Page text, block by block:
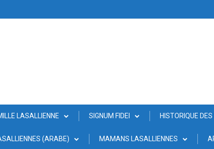
LASALLIENNE SIGNUM FIDEI HISTORIQUE
(ARABE) MAMANS LASALLIENNES